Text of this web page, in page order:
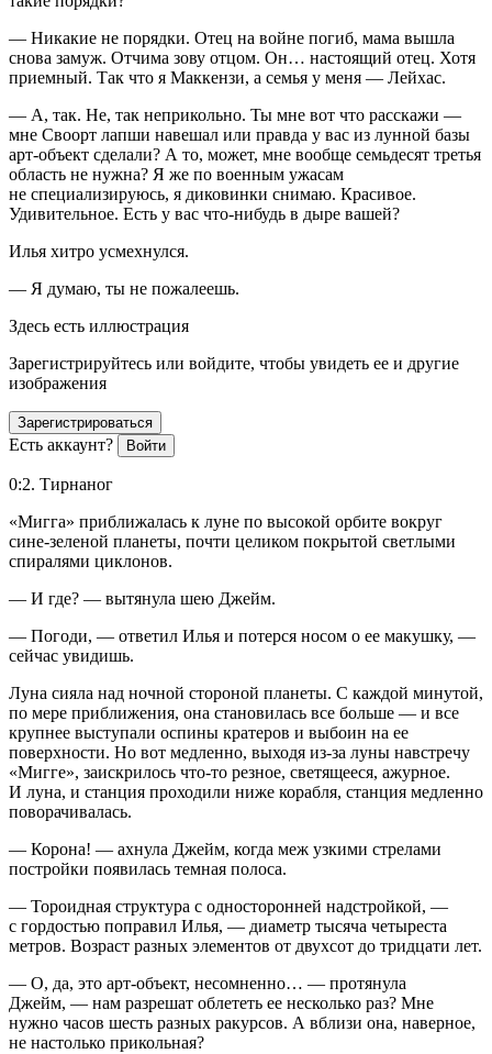
— Никакие не порядки. Отец на войне погиб, мама вышла
снова замуж. Отчима зову отцом. Он… настоящий отец. Хотя
приемный. Так что я Маккензи, а семья у меня — Лейхас.
— А, так. Не, так неприкольно. Ты мне вот что расскажи —
мне Своорт лапши навешал или правда у вас из лунной базы
арт-объект сделали? А то, может, мне вообще семьдесят третья
область не нужна? Я же по военным ужасам
не специализируюсь, я диковинки снимаю. Красивое.
Удивительное. Есть у вас что-нибудь в дыре вашей?
Илья хитро усмехнулся.
— Я думаю, ты не пожалеешь.
Здесь есть иллюстрация
Зарегистрируйтесь или войдите, чтобы увидеть ее и другие
изображения
Зарегистрироваться
Есть аккаунт? Войти
0:2. Тирнаног
«Мигга» приближалась к луне по высокой орбите вокруг
сине-зеленой планеты, почти целиком покрытой светлыми
спиралями циклонов.
— И где? — вытянула шею Джейм.
— Погоди, — ответил Илья и потерся носом о ее макушку, —
сейчас увидишь.
Луна сияла над ночной стороной планеты. С каждой минутой,
по мере приближения, она становилась все больше — и все
крупнее выступали оспины кратеров и выбоин на ее
поверхности. Но вот медленно, выходя из-за луны навстречу
«Мигге», заискрилось что-то резное, светящееся, ажурное.
И луна, и станция проходили ниже корабля, станция медленно
поворачивалась.
— Корона! — ахнула Джейм, когда меж узкими стрелами
постройки появилась темная полоса.
— Тороидная структура с односторонней надстройкой, —
с гордостью поправил Илья, — диаметр тысяча четыреста
метров. Возраст разных элементов от двухсот до тридцати лет.
— О, да, это арт-объект, несомненно… — протянула
Джейм, — нам разрешат облететь ее несколько раз? Мне
нужно часов шесть разных ракурсов. А вблизи она, наверное,
не настолько прикольная?